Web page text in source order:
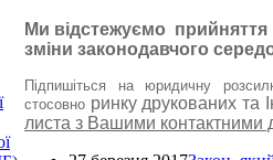
Ми відстежуємо прийняття
зміни законодавчого
Підпишіться на юридичну
стосовно ринку друкованих та
листа з Вашими